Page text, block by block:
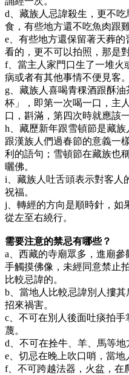
d、藏族人忌諱殺生，更不
食，有些地方還不吃魚肉跟雞
e、有些地方還保留著天葬
看的，更不可以拍照，那是
f、當主人家門口生了一堆火
病或者有其他事情不便見客。
g、藏族人喜喝青稞酒跟酥
杯」，即第一次喝一口，主
口，斟滿，第四次時就應該
h、藏歷新年跟雪頓節是藏
跟漢族人們過春節的意義一
利的語句；雪頓節在藏族也
曬佛。
i、藏族人吐舌頭表示對客人
祝福。
j、轉經的方向是順時針，如
從左至右繞行。
需要注意的禁忌有哪些？
a、西藏的寺廟眾多，進廟
手觸摸佛像，未經同意禁止
比較忌諱的。
b、當地人比較忌諱別人摟
招來禍害。
c、不可在別人後面吐痰拍
蔑。
d、不可在拴牛、羊、馬等地
e、切忌在晚上吹口哨，當地
f、不可跨越法器，火盆，在